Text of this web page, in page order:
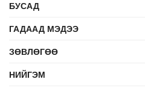
БУСАД
ГАДААД МЭДЭЭ
ЗӨВЛӨГӨӨ
НИЙГЭМ